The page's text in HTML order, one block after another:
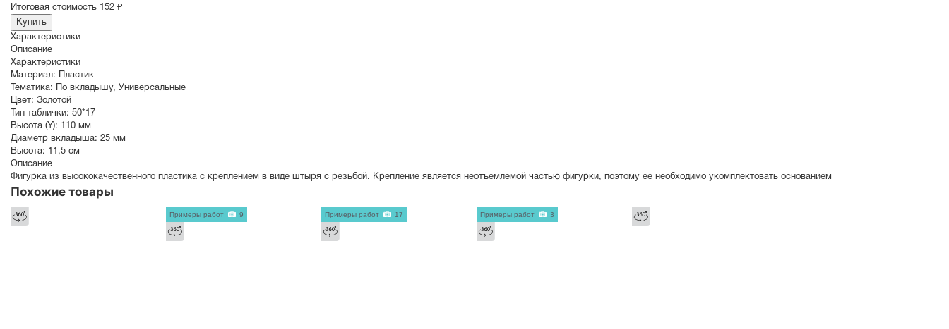
Итоговая стоимость 152 ₽
Купить
Характеристики
Описание
Характеристики
Материал: Пластик
Тематика:
По вкладышу, Универсальные
Цвет: Золотой
Тип таблички: 50*17
Высота (Y): 110 мм
Диаметр вкладыша: 25 мм
Высота: 11,5 см
Описание
Фигурка из высококачественного пластика с креплением в виде штыря с резьбой. Крепление является неотъемлемой частью фигурки, поэтому ее необходимо укомплектовать основанием
Похожие товары
Примеры работ 9 Примеры работ 17 Примеры работ 3